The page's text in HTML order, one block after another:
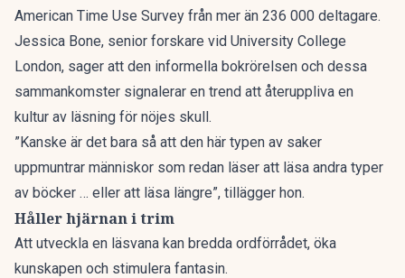
American Time Use Survey från mer än 236 000 deltagare.
Jessica Bone, senior forskare vid University College
London, sager att den informella bokrörelsen och dessa
sammankomster signalerar en trend att återuppliva en
kultur av läsning för nöjes skull.
”Kanske är det bara så att den här typen av saker
uppmuntrar människor som redan läser att läsa andra typer
av böcker … eller att läsa längre”, tillägger hon.
Håller hjärnan i trim
Att utveckla en läsvana kan bredda ordförrådet, öka
kunskapen och stimulera fantasin.